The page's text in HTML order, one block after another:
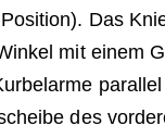
Das
mit einem
des